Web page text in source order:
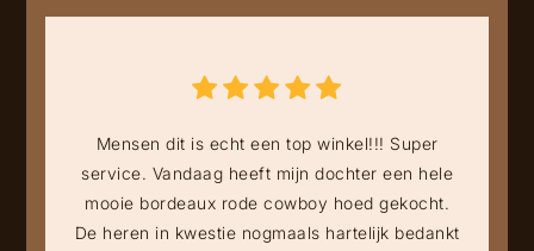
Mensen dit is echt een top winkel!!! Super
service. Vandaag heeft mijn dochter een hele
mooie bordeaux rode cowboy hoed gekocht.
De heren in kwestie nogmaals hartelijk bedankt